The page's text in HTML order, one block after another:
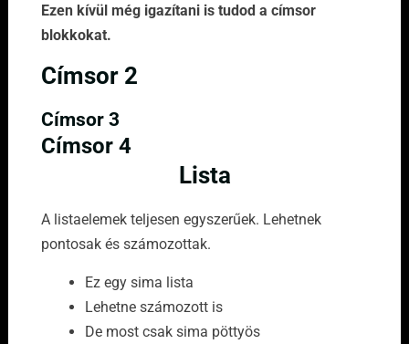
Ezen kívül még igazítani is tudod a címsor
blokkokat.
Címsor 2
Címsor 3
Címsor 4
Lista
A listaelemek teljesen egyszerűek. Lehetnek
pontosak és számozottak.
Ez egy sima lista
Lehetne számozott is
De most csak sima pöttyös